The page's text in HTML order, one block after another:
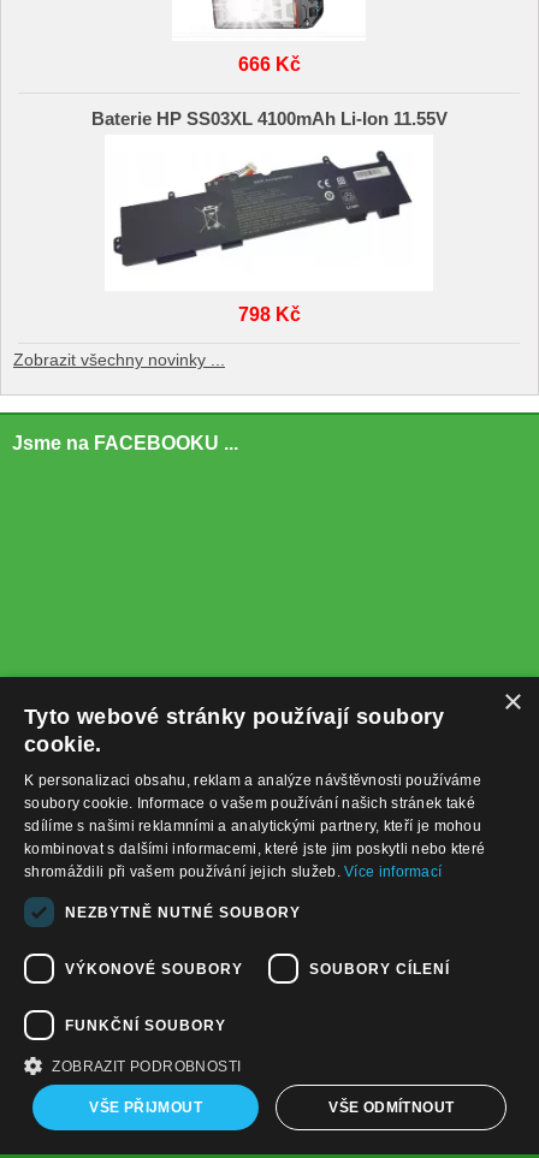
666 Kč
Baterie HP SS03XL 4100mAh Li-Ion 11.55V
798 Kč
Zobrazit všechny novinky ...
Jsme na FACEBOOKU ...
+420732122225
obchod@baterie-nabijecka.cz
Navigace
Úvodní strana
Nákupní košík
Kontaktní informace
Odstoupení od smlouvy
×
Tyto webové stránky používají soubory
cookie.
K personalizaci obsahu, reklam a analýze návštěvnosti používáme
soubory cookie. Informace o vašem používání našich stránek také
sdílíme s našimi reklamními a analytickými partnery, kteří je mohou
kombinovat s dalšími informacemi, které jste jim poskytli nebo které
shromáždili při vašem používání jejich služeb.Více informací
NEZBYTNĚ NUTNÉ SOUBORY
VÝKONOVÉ SOUBORY SOUBORY CÍLENÍ
FUNKČNÍ SOUBORY
ZOBRAZIT PODROBNOSTI
VŠE PŘIJMOUT VŠE ODMÍTNOUT